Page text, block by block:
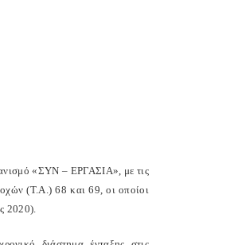
«ΣΥΝ – ΕΡΓΑΣΙΑ», με τις
(Τ.Α.) 68 και 69, οι οποίοι
2020).